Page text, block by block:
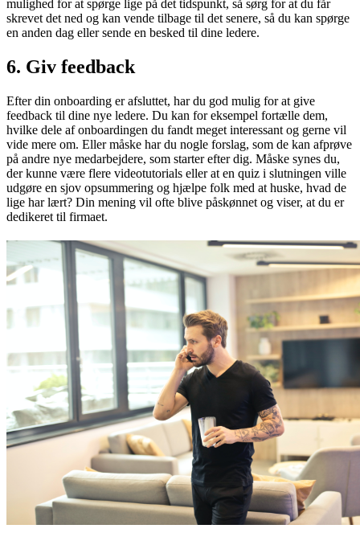
mulighed for at spørge lige på det tidspunkt, så sørg for at du får
skrevet det ned og kan vende tilbage til det senere, så du kan spørge
en anden dag eller sende en besked til dine ledere.
6. Giv feedback
Efter din onboarding er afsluttet, har du god mulig for at give
feedback til dine nye ledere. Du kan for eksempel fortælle dem,
hvilke dele af onboardingen du fandt meget interessant og gerne vil
vide mere om. Eller måske har du nogle forslag, som de kan afprøve
på andre nye medarbejdere, som starter efter dig. Måske synes du,
der kunne være flere videotutorials eller at en quiz i slutningen ville
udgøre en sjov opsummering og hjælpe folk med at huske, hvad de
lige har lært? Din mening vil ofte blive påskønnet og viser, at du er
dedikeret til firmaet.